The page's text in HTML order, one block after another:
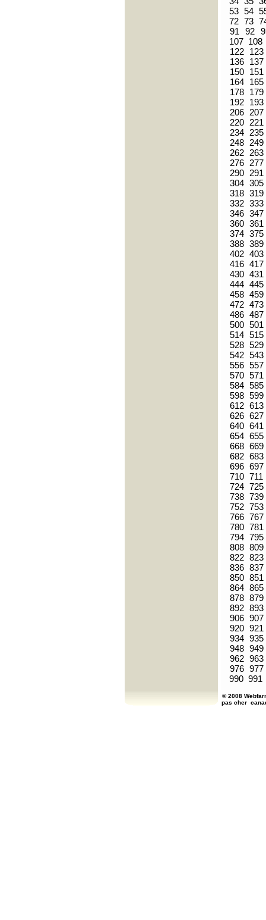
53 54
72 73
91
92
107 108
122
123
136
137
150
151
164
165
178
179
192
193
206 207
220
221
234
235
248
249
262
263
276
277
290
291
304 305
318 319
332 333
346 347
360 361
374 375
388 389
402 403
416 417
430 431
444 445
458 459
472 473
486 487
500 501
514 515
528 529
542 543
556 557
570 571
584 585
598 599
612 613
626 627
640 641
654 655
668 669
682 683
696 697
710 711
724 725
738 739
752 753
766 767
780 781
794 795
808 809
822 823
836 837
850 851
864 865
878 879
892 893
906 907
920 921
934 935
948 949
962 963
976 977
990 991
© 2008
pas cher